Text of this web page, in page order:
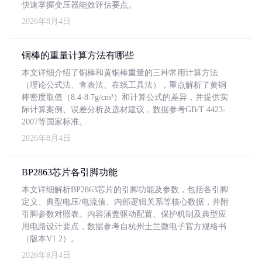
快速掌握变压器能效评估要点。
2026年8月4日
铜棒的重量计算方法有哪些
本文详细介绍了铜棒和黄铜棒重量的三种常用计算方法
（理论公式法、查表法、在线工具法），重点解析了黄铜
棒密度取值（8.4-8.7g/cm³）和计算公式的差异，并提供实
际计算案例、误差分析及选材建议，数据参考GB/T 4423-
2007等国家标准。
2026年8月4日
BP2863芯片各引脚功能
本文详细解析BP2863芯片的引脚功能及参数，包括各引脚
定义、典型电压/电流值、内部逻辑关系等核心数据，并附
引脚参数对照表。内容涵盖驱动配置、保护机制及典型应
用电路设计要点，数据参考自杭州士兰微电子官方规格书
（版本V1.2）。
2026年8月4日